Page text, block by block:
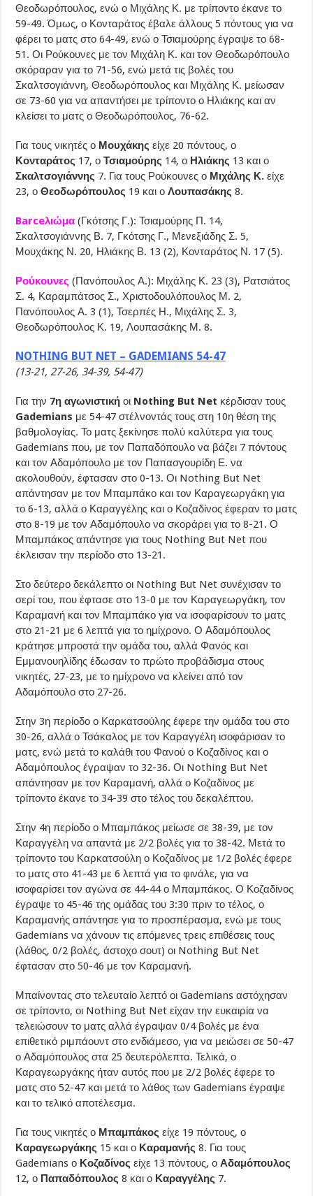
Θεοδωρόπουλος, ενώ ο Μιχάλης Κ. με τρίποντο έκανε το
59-49. Όμως, ο Κονταράτος έβαλε άλλους 5 πόντους για να
φέρει το ματς στο 64-49, ενώ ο Τσιαμούρης έγραψε το 68-
51. Οι Ρούκουνες με τον Μιχάλη Κ. και τον Θεοδωρόπουλο
σκόραραν για το 71-56, ενώ μετά τις βολές του
Σκαλτσογιάννη, Θεοδωρόπουλος και Μιχάλης Κ. μείωσαν
σε 73-60 για να απαντήσει με τρίποντο ο Ηλιάκης και αν
κλείσει το ματς ο Θεοδωρόπουλος, 76-62.
Για τους νικητές ο Μουχάκηςείχε 20 πόντους, ο
Κονταράτος 17, οΤσιαμούρης 14, ο Ηλιάκης 13 και ο
Σκαλτσογιάννης 7. Για τους Ρούκουνες ο Μιχάλης Κ. είχε
23, οΘεοδωρόπουλος 19 και οΛουπασάκης8.
Barceλιώμα(Γκότσης Γ.): Τσιαμούρης Π. 14,
Σκαλτσογιάννης Β. 7, Γκότσης Γ., Μενεξιάδης Σ. 5,
Μουχάκης Ν. 20, Ηλιάκης Β. 13 (2), Κονταράτος Ν. 17 (5).
Ρούκουνες(Πανόπουλος Α.): Μιχάλης Κ. 23 (3), Ρατσιάτος
Σ. 4, Καραμπάτσος Σ., Χριστοδουλόπουλος Μ. 2,
Πανόπουλος Α. 3 (1), Τσερπές Η., Μιχάλης Σ. 3,
Θεοδωρόπουλος Κ. 19, Λουπασάκης Μ. 8.
NOTHING BUT NET – GADEMIANS 54-47
(13-21, 27-26, 34-39, 54-47)
Για την 7η αγωνιστικήοι Nothing But Net κέρδισαν τους
Gademians με 54-47 στέλνοντάς τους στη 10η θέση της
βαθμολογίας. Το ματς ξεκίνησε πολύ καλύτερα για τους
Gademians που, με τον Παπαδόπουλο να βάζει 7 πόντους
και τον Αδαμόπουλο με τον Παπασγουρίδη Ε. να
ακολουθούν, έφτασαν στο 0-13. Οι Nothing But Net
απάντησαν με τον Μπαμπάκο και τον Καραγεωργάκη για
το 6-13, αλλά ο Καραγγέλης και ο Κοζαδίνος έφεραν το ματς
στο 8-19 με τον Αδαμόπουλο να σκοράρει για το 8-21. Ο
Μπαμπάκος απάντησε για τους Nothing But Net που
έκλεισαν την περίοδο στο 13-21.
Στο δεύτερο δεκάλεπτο οι Nothing But Net συνέχισαν το
σερί του, που έφτασε στο 13-0 με τον Καραγεωργάκη, τον
Καραμανή και τον Μπαμπάκο για να ισοφαρίσουν το ματς
στο 21-21 με 6 λεπτά για το ημίχρονο. Ο Αδαμόπουλος
κράτησε μπροστά την ομάδα του, αλλά Φανός και
Εμμανουηλίδης έδωσαν το πρώτο προβάδισμα στους
νικητές, 27-23, με το ημίχρονο να κλείνει από τον
Αδαμόπουλο στο 27-26.
Στην 3η περίοδο ο Καρκατσούλης έφερε την ομάδα του στο
30-26, αλλά ο Τσάκαλος με τον Καραγγέλη ισοφάρισαν το
ματς, ενώ μετά το καλάθι του Φανού ο Κοζαδίνος και ο
Αδαμόπουλος έγραψαν το 32-36. Οι Nothing But Net
απάντησαν με τον Καραμανή, αλλά ο Κοζαδίνος με
τρίποντο έκανε το 34-39 στο τέλος του δεκαλέπτου.
Στην 4η περίοδο ο Μπαμπάκος μείωσε σε 38-39, με τον
Καραγγέλη να απαντά με 2/2 βολές για το 38-42. Μετά το
τρίποντο του Καρκατσούλη ο Κοζαδίνος με 1/2 βολές έφερε
το ματς στο 41-43 με 6 λεπτά για το φινάλε, για να
ισοφαρίσει τον αγώνα σε 44-44 ο Μπαμπάκος. Ο Κοζαδίνος
έγραψε το 45-46 της ομάδας του 3:30 πριν το τέλος, ο
Καραμανής απάντησε για το προσπέρασμα, ενώ με τους
Gademians να χάνουν τις επόμενες τρεις επιθέσεις τους
(λάθος, 0/2 βολές, άστοχο σουτ) οι Nothing But Net
έφτασαν στο 50-46 με τον Καραμανή.
Μπαίνοντας στο τελευταίο λεπτό οι Gademians αστόχησαν
σε τρίποντο, οι Nothing But Net είχαν την ευκαιρία να
τελειώσουν το ματς αλλά έγραψαν 0/4 βολές με ένα
επιθετικό ριμπάουντ στο ενδιάμεσο, για να μειώσει σε 50-47
ο Αδαμόπουλος στα 25 δευτερόλεπτα. Τελικά, ο
Καραγεωργάκης ήταν αυτός που με 2/2 βολές έφερε το
ματς στο 52-47 και μετά το λάθος των Gademians έγραψε
και το τελικό αποτέλεσμα.
Για τους νικητές ο Μπαμπάκοςείχε 19 πόντους, ο
Καραγεωργάκης 15 και ο Καραμανής8. Για τους
Gademians ο Κοζαδίνοςείχε 13 πόντους, οΑδαμόπουλος
12, ο Παπαδόπουλος8 και ο Καραγγέλης 7.